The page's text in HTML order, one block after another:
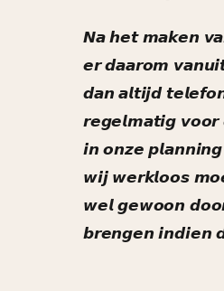
𝙉𝙖 𝙝𝙚𝙩 𝙢𝙖𝙠𝙚𝙣
𝙚𝙧 𝙙𝙖𝙖𝙧𝙤𝙢
𝙙𝙖𝙣 𝙖𝙡𝙩𝙞𝙟𝙙
𝙧𝙚𝙜𝙚𝙡𝙢𝙖𝙩𝙞𝙜 𝙫𝙤𝙤𝙧
𝙞𝙣 𝙤𝙣𝙯𝙚
𝙬𝙞𝙟 𝙬𝙚𝙧𝙠𝙡𝙤𝙤𝙨
𝙬𝙚𝙡 𝙜𝙚𝙬𝙤𝙤𝙣
𝙗𝙧𝙚𝙣𝙜𝙚𝙣 𝙞𝙣𝙙𝙞𝙚𝙣